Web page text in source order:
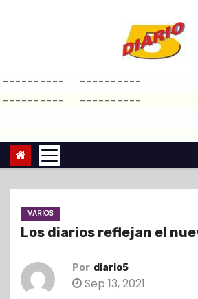
a
r
l
----------
----------
----------
----------
VARIOS
Los diarios reflejan el
Por diario5
Sep 13, 2021